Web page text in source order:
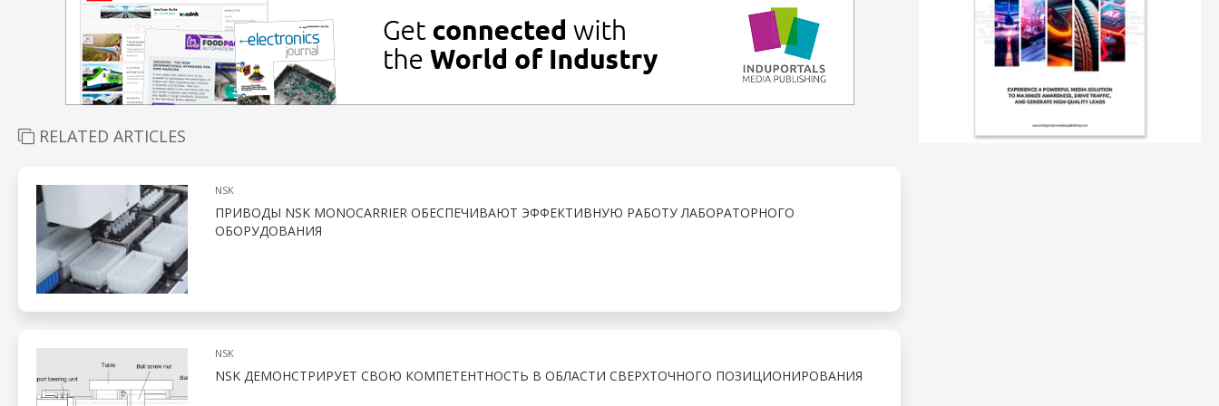
RELATED ARTICLES
NSK
ПРИВОДЫ NSK MONOCARRIER ОБЕСПЕЧИВАЮТ ЭФФЕКТИВНУЮ РАБОТУ ЛАБОРАТОРНОГО
ОБОРУДОВАНИЯ
NSK
NSK ДЕМОНСТРИРУЕТ СВОЮ КОМПЕТЕНТНОСТЬ В ОБЛАСТИ СВЕРХТОЧНОГО ПОЗИЦИОНИРОВАНИЯ